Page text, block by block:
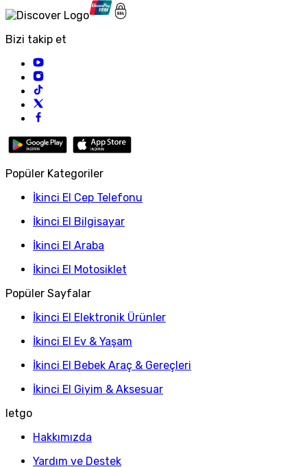
Bizi takip et
Popüler Kategoriler
İkinci El Cep Telefonu
İkinci El Bilgisayar
İkinci El Araba
İkinci El Motosiklet
Popüler Sayfalar
İkinci El Elektronik Ürünler
İkinci El Ev & Yaşam
İkinci El Bebek Araç & Gereçleri
İkinci El Giyim & Aksesuar
letgo
Hakkımızda
Yardım ve Destek